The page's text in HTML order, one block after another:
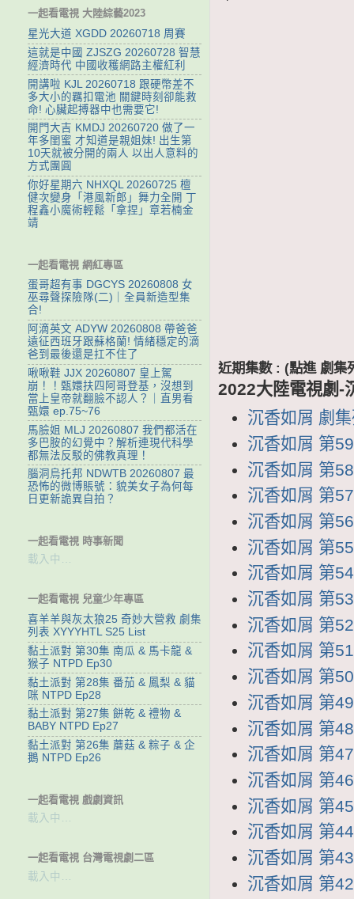
近期集數 : (點進 劇集
2022大陸電視劇-
沉香如屑 劇
沉香如屑 第
沉香如屑 第
沉香如屑 第
沉香如屑 第
沉香如屑 第
沉香如屑 第
沉香如屑 第
沉香如屑 第
沉香如屑 第
沉香如屑 第
沉香如屑 第
沉香如屑 第
沉香如屑 第
沉香如屑 第
沉香如屑 第
沉香如屑 第
沉香如屑 第
沉香如屑 第
一起看電視 大陸綜藝2023
星光大道 XGDD 20260718 周賽
這就是中國 ZJSZG 20260728 智慧
經濟時代 中國收穫網路主權紅利
開講啦 KJL 20260718 跟硬幣差不
多大小的羈扣電池 關鍵時刻卻能救
命! 心臟起搏器中也需要它!
開門大吉 KMDJ 20260720 做了一
年多閨蜜 才知道是親姐妹! 出生第
10天就被分開的兩人 以出人意料的
方式團圓
你好星期六 NHXQL 20260725 檀
健次變身「港風新郎」舞力全開 丁
程鑫小魔術輕鬆「拿捏」章若楠金
靖
一起看電視 網紅專區
蛋哥超有事 DGCYS 20260808 女
巫尋聲探險隊(二)｜全員新造型集
合!
阿滴英文 ADYW 20260808 帶爸爸
遠征西班牙跟蘇格蘭! 情緒穩定的滴
爸到最後還是扛不住了
啾啾鞋 JJX 20260807 皇上駕
崩！！甄嬛扶四阿哥登基，沒想到
當上皇帝就翻臉不認人？｜直男看
甄嬛 ep.75~76
馬臉姐 MLJ 20260807 我們都活在
多巴胺的幻覺中？解析連現代科學
都無法反駁的佛教真理！
腦洞烏托邦 NDWTB 20260807 最
恐怖的微博賬號：貌美女子為何每
日更新詭異自拍？
一起看電視 時事新聞
載入中…
一起看電視 兒童少年專區
喜羊羊與灰太狼25 奇妙大營救 劇集
列表 XYYYHTL S25 List
黏土派對 第30集 南瓜 & 馬卡龍 &
猴子 NTPD Ep30
黏土派對 第28集 番茄 & 鳳梨 & 貓
咪 NTPD Ep28
黏土派對 第27集 餅乾 & 禮物 &
BABY NTPD Ep27
黏土派對 第26集 蘑菇 & 粽子 & 企
鵝 NTPD Ep26
一起看電視 戲劇資訊
載入中…
一起看電視 台灣電視劇二區
載入中…